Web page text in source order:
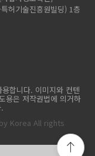
허기술진흥원빌딩) 1층
합니다. 이미지와 컨텐
용은 저작권법에 의거하
Korea All rights